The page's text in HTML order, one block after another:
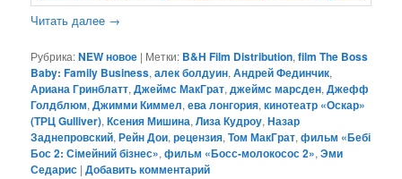
Читать далее →
Рубрика:NEW новое | Метки: B&H Film Distribution,film The Boss
Baby: Family Business,алек болдуин,Андрей Фединчик,
Ариана Гринблатт,Джеймс МакГрат,джеймс марсден,Джефф
Голдблюм,Джимми Киммел,ева лонгория,кинотеатр «Оскар»
(ТРЦ Gulliver),Ксения Мишина,Лиза Кудроу,Назар
Заднепровский,Рейн Дои,рецензия,Том МакГрат,фильм «Бебі
Бос 2: Сімейний бізнес»,фильм «Босс-молокосос 2»,Эми
Седарис |Добавить комментарий